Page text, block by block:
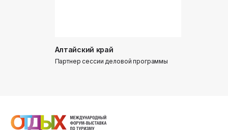
Алтайский край
Партнер сессии деловой программы